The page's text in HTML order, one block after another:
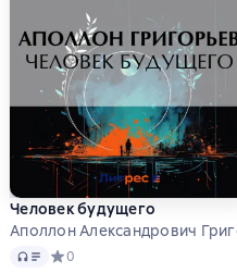
Человек будущего
Аполлон Александрович
Audio Средний рейтинг 0 на
0